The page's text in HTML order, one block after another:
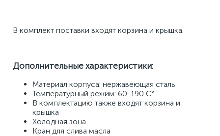
В комплект поставки входят корзина и крышка.
Дополнительные характеристики:
Материал корпуса: нержавеющая сталь
Температурный режим: 60-190 С°
В комплектацию также входят корзина и
крышка
Холодная зона
Кран для слива масла